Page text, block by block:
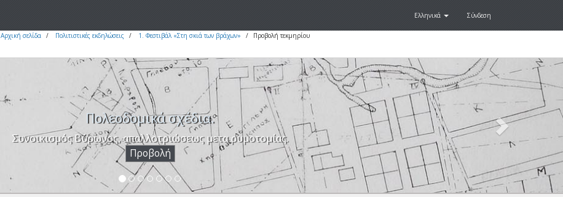
Ελληνικά Σύνδεση
Αρχική σελίδα Πολιτιστικές εκδηλώσεις 1. Φεστιβάλ «Στη σκιά των βράχων» Προβολή τεκμηρίου
Πολεοδομικά σχέδια.
Συνοικισμός Βύρωνος, απαλλοτριώσεως μετα ρυμοτομίας.
Προβολή
Next